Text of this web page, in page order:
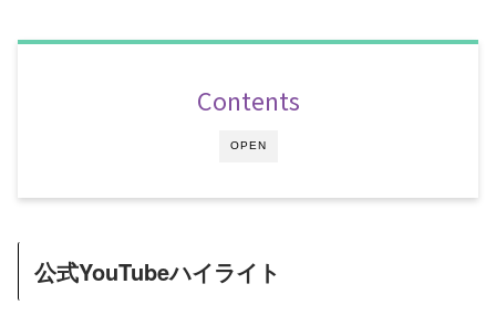
OPEN
Contents
公式YouTubeハイライト